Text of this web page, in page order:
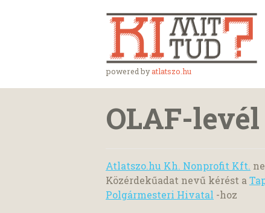
powered byatlatszo.hu
OLAF-
Atlatszo.hu Kh. Nonprofit Kft.
Közérdekűadat nevű kérést a
Polgármesteri Hivatal -hoz